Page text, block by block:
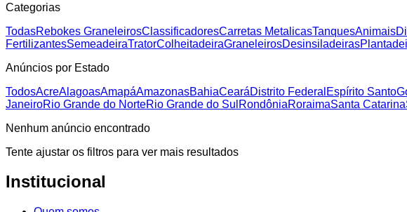
Categorias
TodasRebokes GraneleirosClassificadoresCarretas MetalicasTanquesAnimais
FertilizantesSemeadeiraTratorColheitadeiraGraneleirosDesinsiladeiras
Anúncios por Estado
TodosAcreAlagoasAmapáAmazonasBahiaCearáDistrito Federal Espírito Santo
JaneiroRio Grande do NorteRio Grande do Sul RondôniaRoraimaSanta Catarina
Nenhum anúncio encontrado
Tente ajustar os filtros para ver mais resultados
Institucional